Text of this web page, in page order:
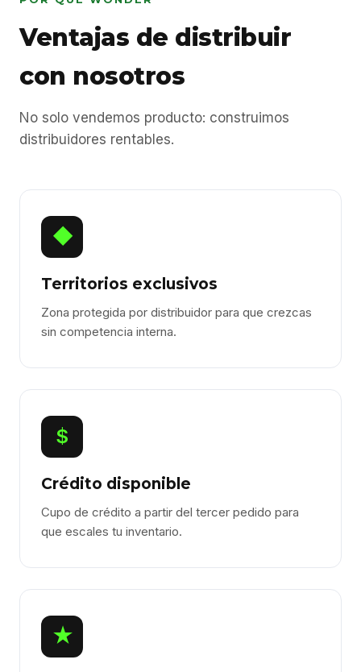
Ventajas de distribuir
con nosotros
No solo vendemos producto: construimos
distribuidores rentables.
◆
Territorios exclusivos
Zona protegida por distribuidor para que crezcas
sin competencia interna.
$
Crédito disponible
Cupo de crédito a partir del tercer pedido para
que escales tu inventario.
★